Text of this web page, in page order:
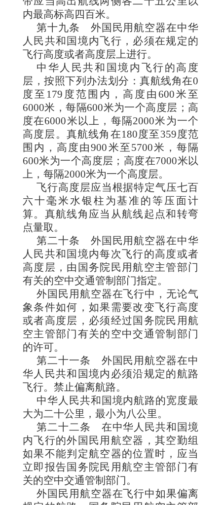
内最高标高四百米。
第十九条 外国民用航空器在中华
人民共和国境内飞行，必须在规定的
飞行高度或者高度层上进行。
中华人民共和国境内飞行的高度
层，按照下列办法划分：真航线角在0
度至179度范围内，高度由600米至
6000米，每隔600米为一个高度层；高
度在6000米以上，每隔2000米为一个
高度层。真航线角在180度至359度范
围内，高度由900米至5700米，每隔
600米为一个高度层；高度在7000米以
上，每隔2000米为一个高度层。
飞行高度层应当根据特定气压七百
六十毫米水银柱为基准的等压面计
算。真航线角应当从航线起点和转弯
点量取。
第二十条 外国民用航空器在中华
人民共和国境内每次飞行的高度或者
高度层，由国务院民用航空主管部门
有关的空中交通管制部门指定。
外国民用航空器在飞行中，无论气
象条件如何，如果需要改变飞行高度
或者高度层，必须经过国务院民用航
空主管部门有关的空中交通管制部门
的许可。
第二十一条 外国民用航空器在中
华人民共和国境内必须沿规定的航路
飞行。禁止偏离航路。
中华人民共和国境内航路的宽度最
大为二十公里，最小为八公里。
第二十二条 在中华人民共和国境
内飞行的外国民用航空器，其空勤组
如果不能判定航空器的位置时，应当
立即报告国务院民用航空主管部门有
关的空中交通管制部门。
外国民用航空器在飞行中如果偏离